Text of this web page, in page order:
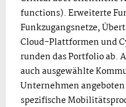
functions). Erweiterte
Funkzugangsnetze,
Cloud-Plattformen und
runden das Portfolio ab.
auch ausgewählte
Unternehmen
spezifische